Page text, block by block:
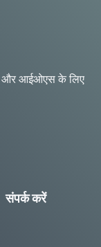
और आईओएस के लिए
संपर्क करें